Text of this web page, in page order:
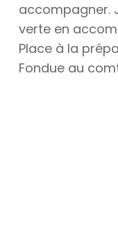
accompagner.
verte en
Place à la
Fondue au